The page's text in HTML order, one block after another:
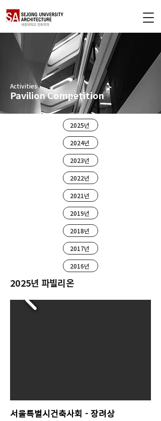
Activities
Pavilion Competition
2025년
2024년
2023년
2022년
2021년
2019년
2018년
2017년
2016년
2025년 파빌리온
서울특별시건축사회 - 장려상